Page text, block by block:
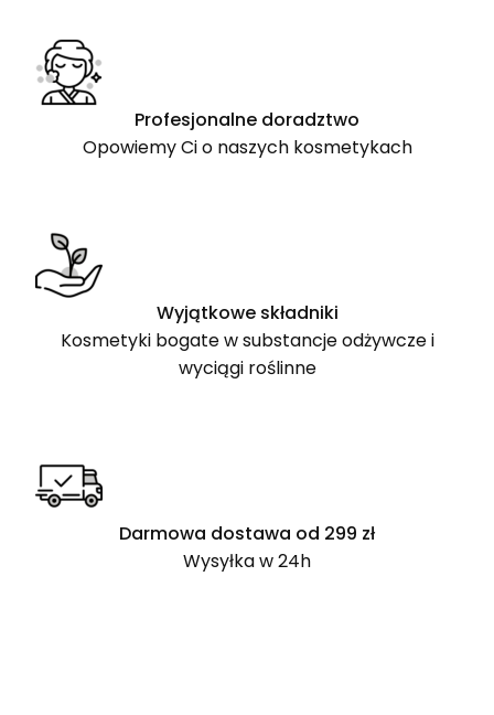
Profesjonalne doradztwo
Opowiemy Ci o naszych kosmetykach
Wyjątkowe składniki
Kosmetyki bogate w substancje odżywcze i
wyciągi roślinne
Darmowa dostawa od 299 zł
Wysyłka w 24h